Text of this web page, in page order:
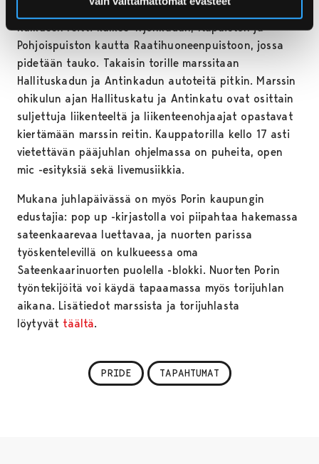
kauppatorille järjestäytyvällä Pride-kulkueella.
Kulkueen reitti kulkee Yrjönkadun, Itäpuiston ja
Pohjoispuiston kautta Raatihuoneenpuistoon, jossa
pidetään tauko. Takaisin torille marssitaan
Hallituskadun ja Antinkadun autoteitä pitkin. Marssin
ohikulun ajan Hallituskatu ja Antinkatu ovat osittain
suljettuja liikenteeltä ja liikenteenohjaajat opastavat
kiertämään marssin reitin. Kauppatorilla kello 17 asti
vietettävän pääjuhlan ohjelmassa on puheita, open
mic -esityksiä sekä livemusiikkia.
Mukana juhlapäivässä on myös Porin kaupungin
edustajia: pop up -kirjastolla voi piipahtaa hakemassa
sateenkaarevaa luettavaa, ja nuorten parissa
työskentelevillä on kulkueessa oma
Sateenkaarinuorten puolella -blokki. Nuorten Porin
työntekijöitä voi käydä tapaamassa myös torijuhlan
aikana. Lisätiedot marssista ja torijuhlasta
löytyvät täältä.
PRIDE TAPAHTUMAT